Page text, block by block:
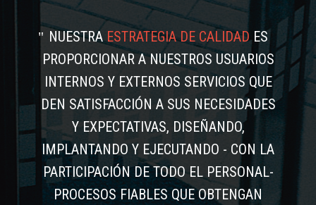
NUESTRAESTRATEGIA DE CALIDADES
PROPORCIONAR A NUESTROS USUARIOS
INTERNOS Y EXTERNOS SERVICIOS QUE
DEN SATISFACCIÓN A SUS NECESIDADES
Y EXPECTATIVAS, DISEÑANDO,
IMPLANTANDO Y EJECUTANDO - CON LA
PARTICIPACIÓN DE TODO EL PERSONAL-
PROCESOS FIABLES QUE OBTENGAN